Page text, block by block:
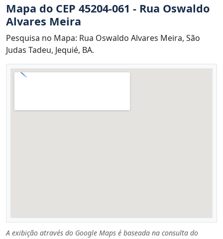
Mapa do CEP 45204-061 - Rua Oswaldo
Alvares Meira
Pesquisa no Mapa: Rua Oswaldo Alvares Meira, São
Judas Tadeu, Jequié, BA.
A exibição através do Google Maps é baseada na consulta do